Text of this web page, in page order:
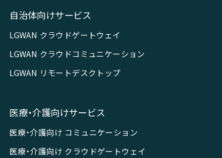
自治体向けサービス
LGWAN クラウドゲートウェイ
LGWAN クラウドコミュニケーション
LGWAN リモートデスクトップ
医療・介護向けサービス
医療・介護向け コミュニケーション
医療・介護向け クラウドゲートウェイ